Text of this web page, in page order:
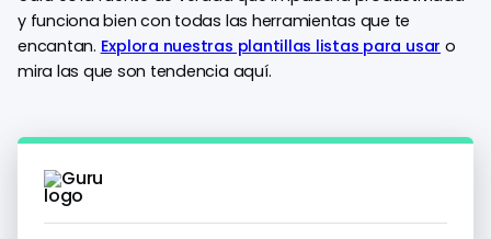
y funciona bien con todas las herramientas que te
encantan. Explora nuestras plantillas listas para usar o
mira las que son tendencia aquí.